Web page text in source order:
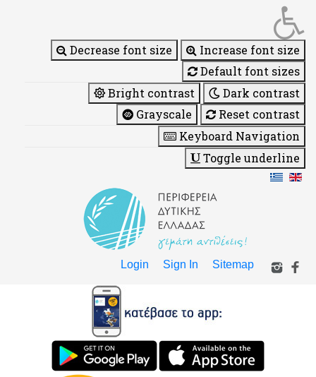
Decrease font size
Increase font size
Default font sizes
Bright contrast
Dark contrast
Grayscale
Reset contrast
Keyboard Navigation
Toggle underline
Login Sign In Sitemap